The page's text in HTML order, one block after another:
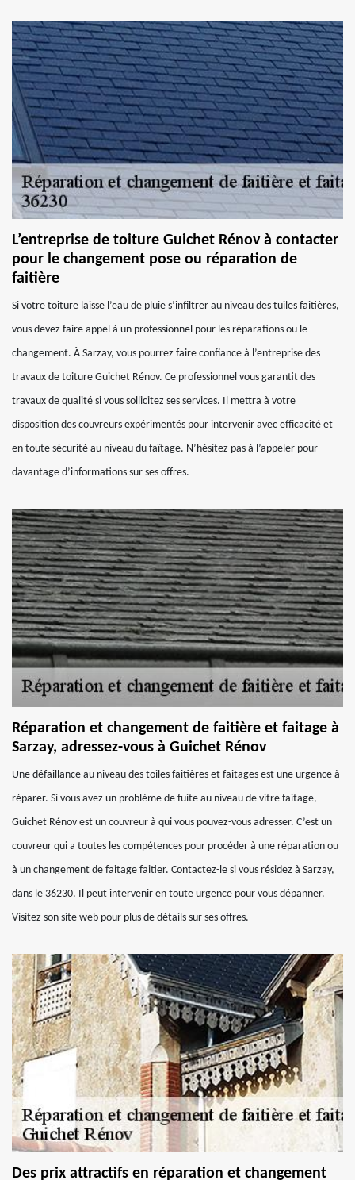
L’entreprise de toiture Guichet Rénov à contacter
pour le changement pose ou réparation de
faitière
Si votre toiture laisse l’eau de pluie s’infiltrer au niveau des tuiles faitières,
vous devez faire appel à un professionnel pour les réparations ou le
changement. À Sarzay, vous pourrez faire confiance à l’entreprise des
travaux de toiture Guichet Rénov. Ce professionnel vous garantit des
travaux de qualité si vous sollicitez ses services. Il mettra à votre
disposition des couvreurs expérimentés pour intervenir avec efficacité et
en toute sécurité au niveau du faîtage. N’hésitez pas à l’appeler pour
davantage d’informations sur ses offres.
Réparation et changement de faitière et faitage à
Sarzay, adressez-vous à Guichet Rénov
Une défaillance au niveau des toiles faitières et faitages est une urgence à
réparer. Si vous avez un problème de fuite au niveau de vitre faitage,
Guichet Rénov est un couvreur à qui vous pouvez-vous adresser. C’est un
couvreur qui a toutes les compétences pour procéder à une réparation ou
à un changement de faitage faitier. Contactez-le si vous résidez à Sarzay,
dans le 36230. Il peut intervenir en toute urgence pour vous dépanner.
Visitez son site web pour plus de détails sur ses offres.
Des prix attractifs en réparation et changement